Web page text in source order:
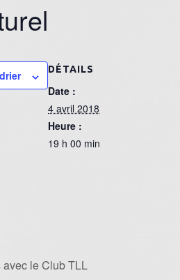
DÉTAILS
Date :
4 avril 2018
Heure :
19 h 00 min
le Club TLL